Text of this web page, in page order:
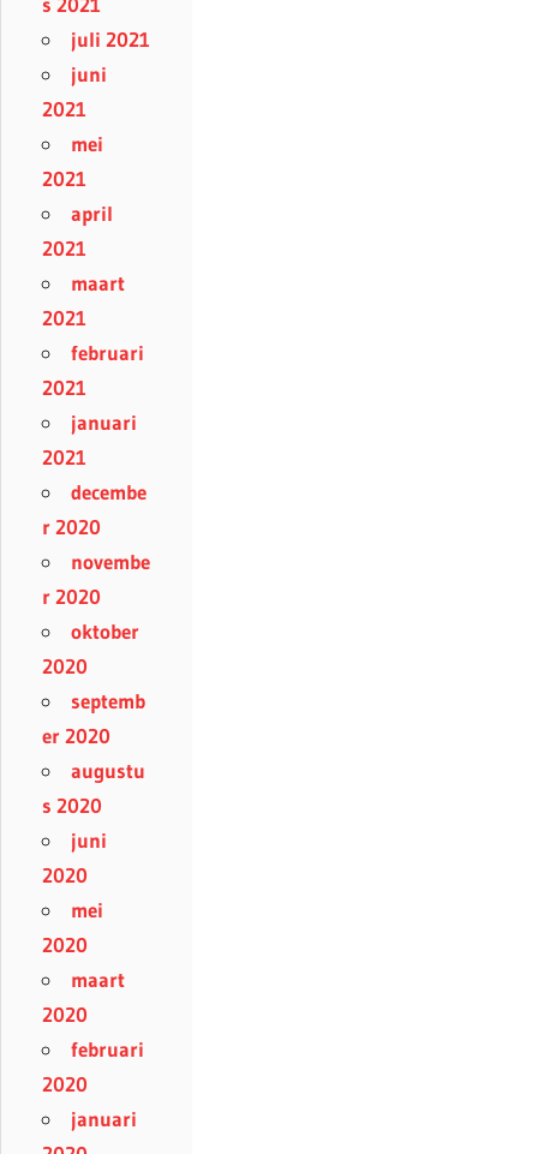
juli 2021
juni
2021
mei
2021
april
2021
maart
2021
februari
2021
januari
2021
decembe
r 2020
novembe
r 2020
oktober
2020
septemb
er 2020
augustu
s 2020
juni
2020
mei
2020
maart
2020
februari
2020
januari